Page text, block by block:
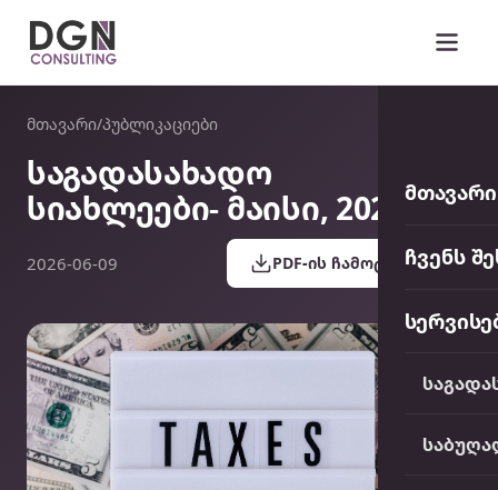
მთავარი
ჩვენს
მთავარი/პუბლიკაციები
საგადასახადო
სიახლეები- მაისი, 2026
2026-06-09 PDF-ის ჩამოტვირთვა